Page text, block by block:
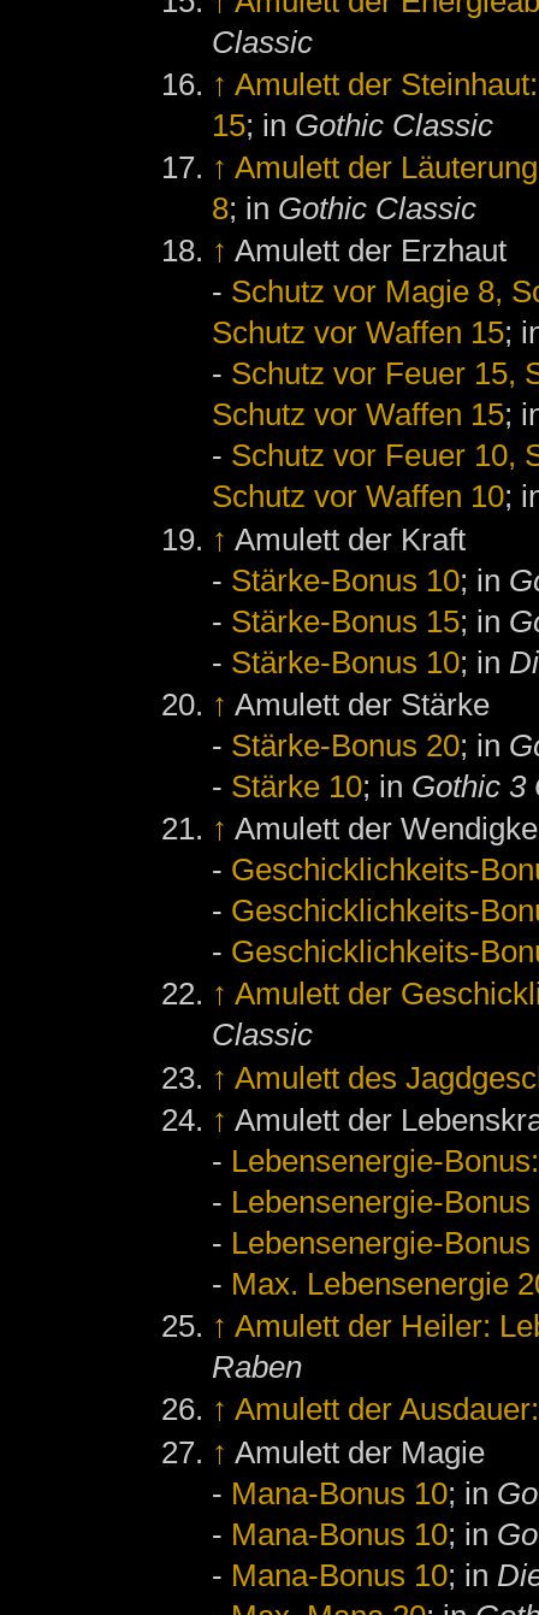
Classic
↑ Amulett der
15; in Gothic Classic
↑ Amulett der
8; in Gothic Classic
↑ Amulett der Erzhaut
- Schutz vor Magie 8,
Schutz vor Waffen 15;
- Schutz vor Feuer 15,
Schutz vor Waffen 15;
- Schutz vor Feuer 10,
Schutz vor Waffen 10;
↑ Amulett der Kraft
- Stärke-Bonus 10; in
- Stärke-Bonus 15; in
- Stärke-Bonus 10; in
↑ Amulett der Stärke
- Stärke-Bonus 20; in
- Stärke 10; in Gothic 3
↑ Amulett der
- Geschicklichkeits-
- Geschicklichkeits-
- Geschicklichkeits-
↑ Amulett der
Classic
↑ Amulett des
↑ Amulett der
- Lebensenergie-
- Lebensenergie-Bonus
- Lebensenergie-Bonus
- Max. Lebensenergie
↑ Amulett der Heiler:
Raben
↑ Amulett der
↑ Amulett der Magie
- Mana-Bonus 10; in
- Mana-Bonus 10; in
- Mana-Bonus 10; in